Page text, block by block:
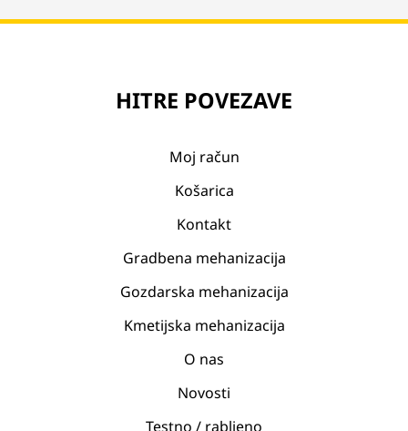
HITRE POVEZAVE
Moj račun
Košarica
Kontakt
Gradbena mehanizacija
Gozdarska mehanizacija
Kmetijska mehanizacija
O nas
Novosti
Testno / rabljeno